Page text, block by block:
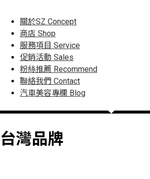
關於SZ Concept
商店 Shop
服務項目 Service
促銷活動 Sales
粉絲推薦 Recommend
聯絡我們 Contact
汽車美容專欄 Blog
台灣品牌